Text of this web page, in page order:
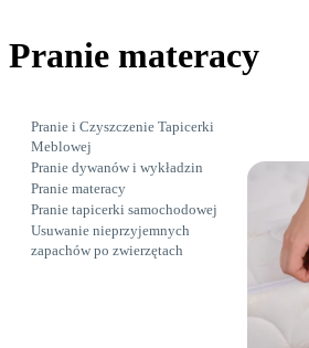
Pranie materacy
Pranie i Czyszczenie Tapicerki
Meblowej
Pranie dywanów i wykładzin
Pranie materacy
Pranie tapicerki samochodowej
Usuwanie nieprzyjemnych
zapachów po zwierzętach